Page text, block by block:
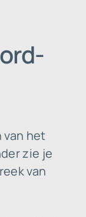
van het
zie je
van